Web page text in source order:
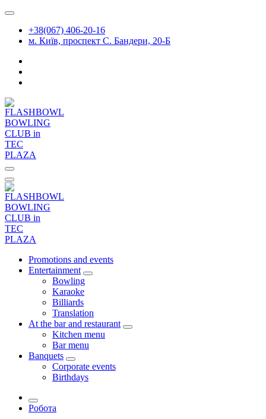
Skip
content+38(067) 406-20-16
м. Київ, проспект С. Бандери, 20-Б
Promotions and events
Entertainment
Bowling
Karaoke
Billiards
Translation
At the bar and restaurant
Kitchen menu
Bar menu
Banquets
Corporate events
Birthdays
Робота